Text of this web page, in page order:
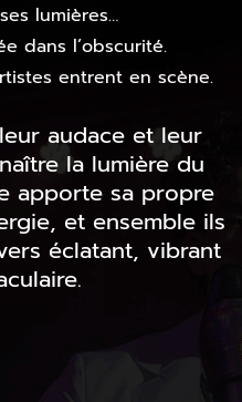
lumières…
dans l’obscurité.
entrent en scène.
audace et leur
la lumière du
apporte sa propre
et ensemble ils
éclatant, vibrant